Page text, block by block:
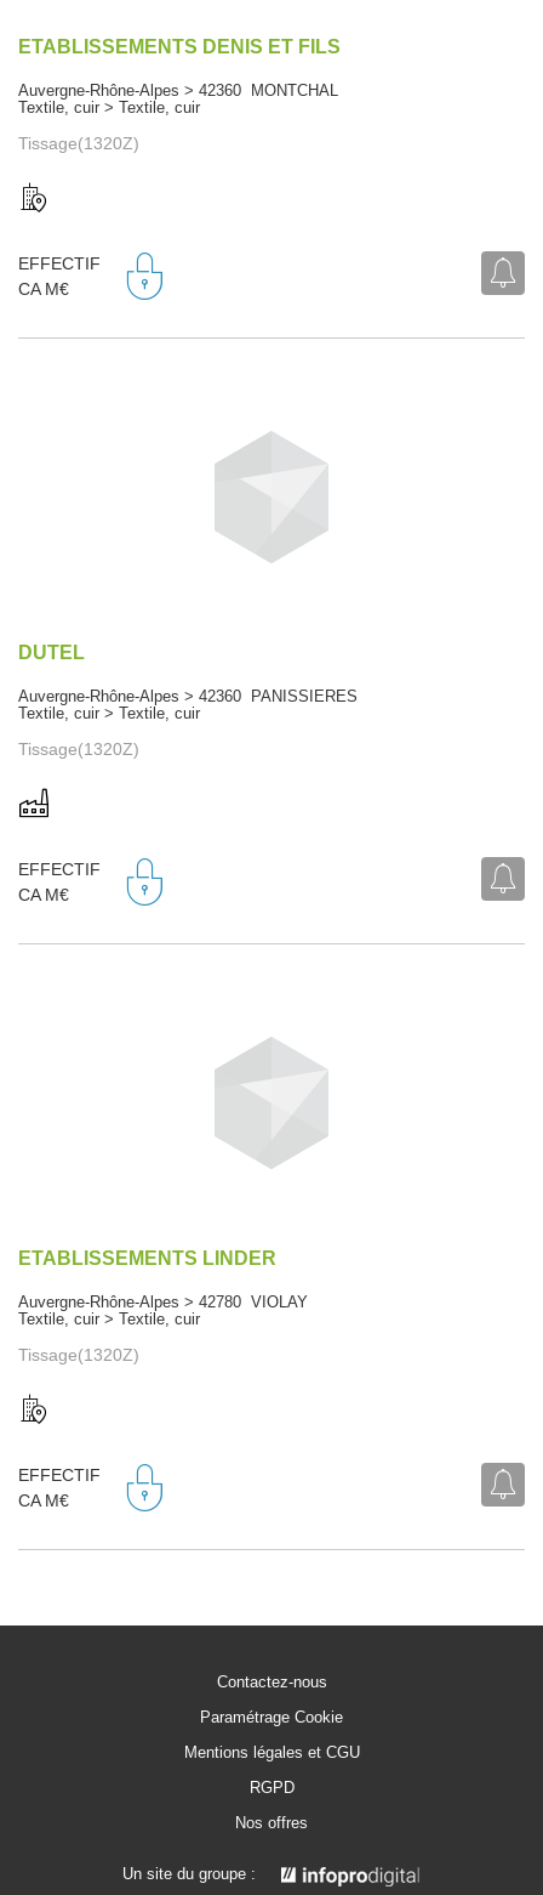
ETABLISSEMENTS DENIS ET FILS
Auvergne-Rhône-Alpes > 42360 MONTCHAL
Textile, cuir > Textile, cuir
Tissage(1320Z)
EFFECTIF
CA M€
DUTEL
Auvergne-Rhône-Alpes > 42360 PANISSIERES
Textile, cuir > Textile, cuir
Tissage(1320Z)
EFFECTIF
CA M€
ETABLISSEMENTS LINDER
Auvergne-Rhône-Alpes > 42780 VIOLAY
Textile, cuir > Textile, cuir
Tissage(1320Z)
EFFECTIF
CA M€
Contactez-nous
Paramétrage Cookie
Mentions légales et CGU
RGPD
Nos offres
Un site du groupe :